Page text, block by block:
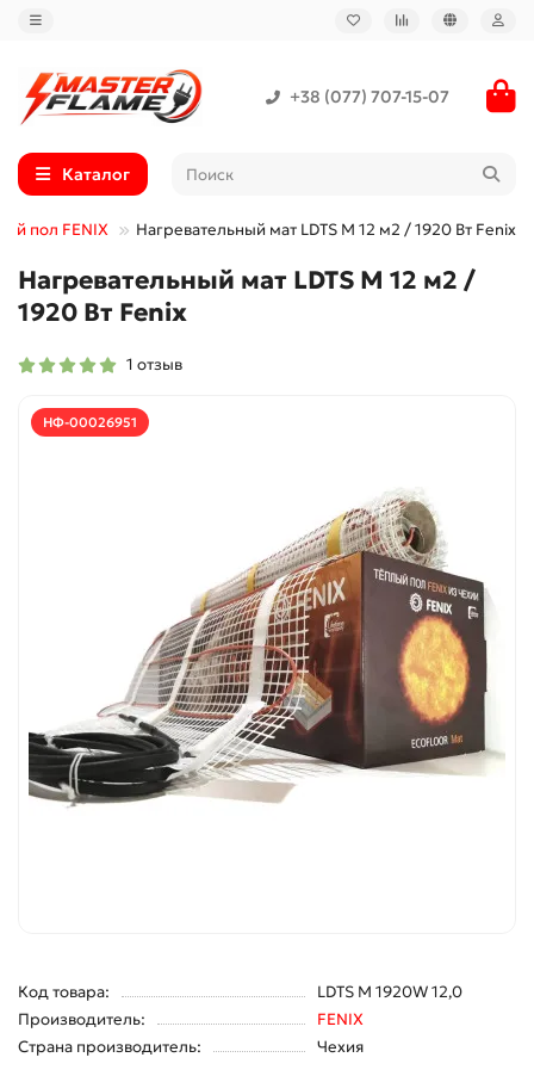
+38 (077) 707-15-07
Каталог
пол FENIX Нагревательный мат LDTS M 12 м2 / 1920 Вт Fenix
Нагревательный мат LDTS M 12 м2 /
1920 Вт Fenix
1 отзыв
НФ-00026951
Код товара:
LDTS M 1920W 12,0
Производитель:
FENIX
Страна производитель:
Чехия